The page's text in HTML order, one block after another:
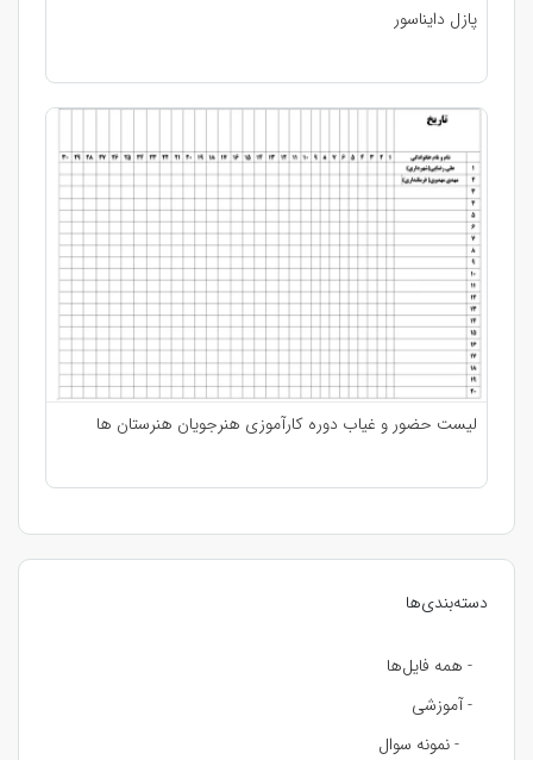
دسته‌بندی‌ها
- همه فایل‌ها
- آموزشی
- نمونه سوال
پازل دایناسور
لیست حضور و غیاب دوره کارآموزی هنرجویان هنرستان ها